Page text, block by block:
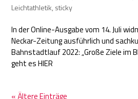
Leichtathletik, sticky
In der Online-Ausgabe vom 14. Juli
Neckar-Zeitung ausführlich und
Bahnstadtlauf 2022: „Große Ziele im
geht es HIER
« Ältere Einträge